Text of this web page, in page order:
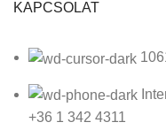
KAPCSOLAT
+36 1 342 4311